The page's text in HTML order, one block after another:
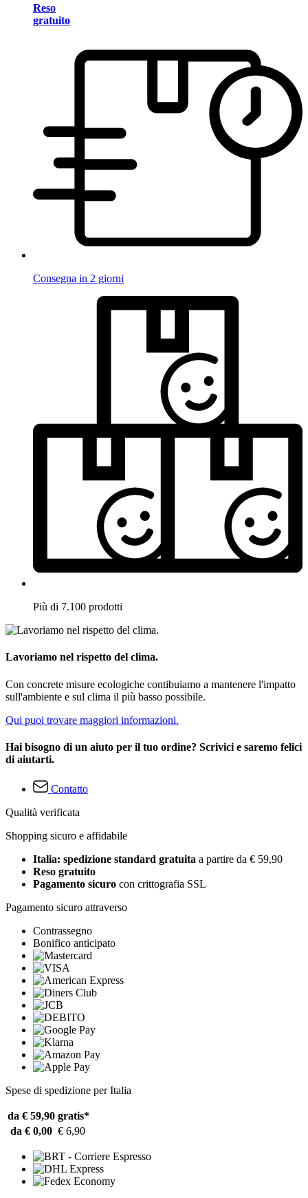
Reso
gratuito
Consegna in 2 giorni
Più di 7.100 prodotti
Lavoriamo nel rispetto del clima.
Con concrete misure ecologiche contibuiamo a mantenere l'impatto
sull'ambiente e sul clima il più basso possibile.
Qui puoi trovare maggiori informazioni.
Hai bisogno di un aiuto per il tuo ordine? Scrivici e saremo felici
di aiutarti.
Contatto
Qualità verificata
Shopping sicuro e affidabile
Italia: spedizione standard gratuita a partire da € 59,90
Reso gratuito
Pagamento sicuro con crittografia SSL
Pagamento sicuro attraverso
Contrassegno
Bonifico anticipato
Spese di spedizione per Italia
da € 59,90 gratis*
da € 0,00 € 6,90